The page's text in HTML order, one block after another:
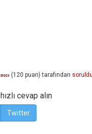
(120 puan) tarafından soruldu
cevap alın
Twitter